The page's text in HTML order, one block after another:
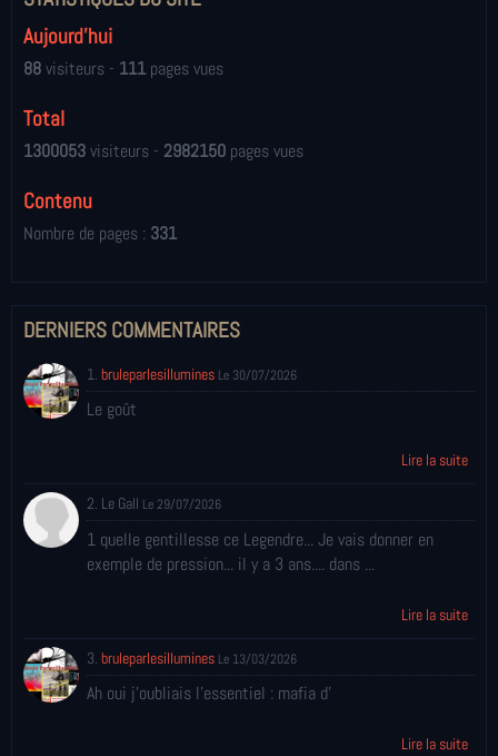
Aujourd'hui
88visiteurs - 111pages vues
Total
1300053visiteurs - 2982150 pages vues
Contenu
Nombre de pages : 331
DERNIERS COMMENTAIRES
1. bruleparlesillumines Le 30/07/2026
Le goût
Lire la suite
2. Le Gall Le 29/07/2026
1 quelle gentillesse ce Legendre... Je vais donner en
exemple de pression... il y a 3 ans.... dans ...
Lire la suite
3. bruleparlesillumines Le 13/03/2026
Ah oui j'oubliais l'essentiel : mafia d'
Lire la suite